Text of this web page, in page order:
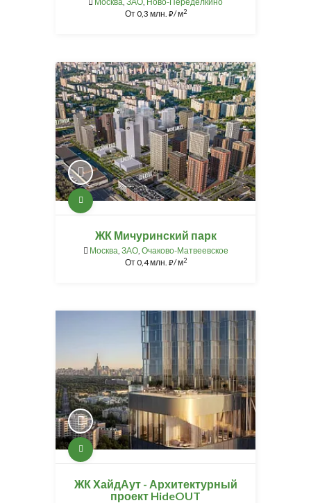
От0,3 млн. ⃏/ м2
ЖК Мичуринский парк
Москва, ЗАО, Очаково-Матвеевское
От0,4 млн. ⃏/ м2
ЖК ХайдАут - Архитектурный
проект HideOUT